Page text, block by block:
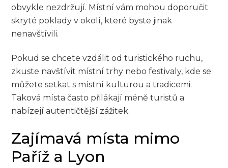
obvykle nezdržují. Místní vám mohou doporučit
skryté poklady v okolí, které byste jinak
nenavštívili.
Pokud se chcete vzdálit od turistického ruchu,
zkuste navštívit místní trhy nebo festivaly, kde se
můžete setkat s místní kulturou a tradicemi.
Taková místa často přilákají méně turistů a
nabízejí autentičtější zážitek.
Zajímavá místa mimo
Paříž a Lyon